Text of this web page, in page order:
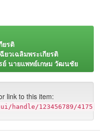
ยรติ
ยวเฉลิมพระเกียรติ
ย์ นายแพทย์เกษม วัฒนชัย
link to this item:
123456789/4175